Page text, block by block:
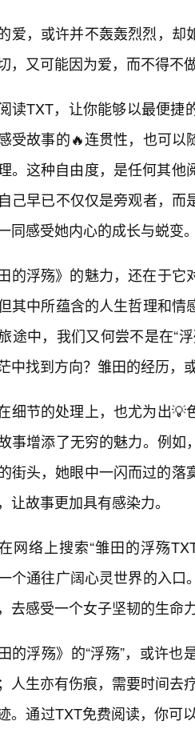
爱，或许并不轰轰烈烈，却
，又可能因为爱，而不得不
读TXT，让你能够以最便捷
受故事的🔥连贯性，也可
。这种自由度，是任何其
己早已不仅仅是旁观者，
同感受她内心的成长与蜕变
的浮殇》的魅力，还在于
其中所蕴含的人生哲理和
途中，我们又何尝不是在“
中找到方向？雏田的经历，
细节的处理上，也尤为出💡
事增添了无穷的魅力。例
街头，她眼中一闪而过的
让故事更加具有感染力。
网络上搜索“雏田的浮殇
个通往广阔心灵世界的入
去感受一个女子坚韧的生命
的浮殇》的“浮殇”，或许
人生亦有伤痕，需要时间去
。通过TXT免费阅读，你可